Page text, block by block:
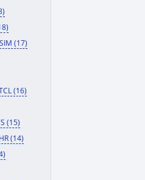
SIM (17)
(16)
(15)
(14)